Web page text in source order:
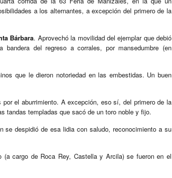
a los alternantes, a excepción del primero de la
Bárbara. Aprovechó la movilidad del ejemplar que debió
del regreso a corrales, por mansedumbre (en
que le dieron notoriedad en las embestidas. Un buen
el aburrimiento. A excepción, eso sí, del primero de la
tandas templadas que sacó de un toro noble y fijo.
se despidió de esa lidia con saludo, reconocimiento a su
cargo de Roca Rey, Castella y Arcila) se fueron en el